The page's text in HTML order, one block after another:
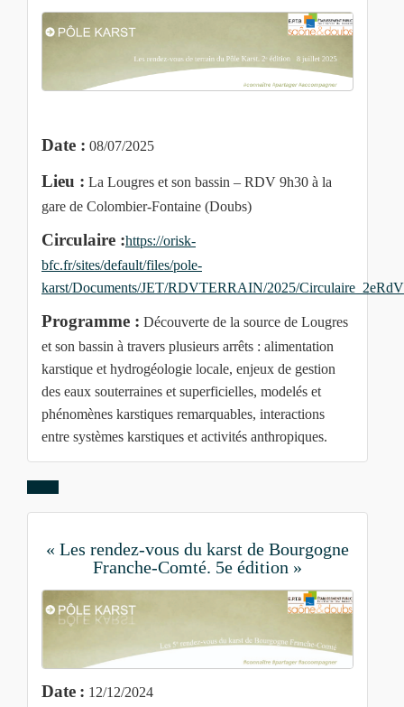
Date : 08/07/2025
Lieu : La Lougres et son bassin – RDV 9h30 à la
gare de Colombier-Fontaine (Doubs)
Circulaire :https://orisk-
bfc.fr/sites/default/files/pole-
karst/Documents/JET/RDVTERRAIN/2025/
Programme : Découverte de la source de Lougres
et son bassin à travers plusieurs arrêts : alimentation
karstique et hydrogéologie locale, enjeux de gestion
des eaux souterraines et superficielles, modelés et
phénomènes karstiques remarquables, interactions
entre systèmes karstiques et activités anthropiques.
« Les rendez-vous du karst de Bourgogne
Franche-Comté. 5e édition »
Date : 12/12/2024